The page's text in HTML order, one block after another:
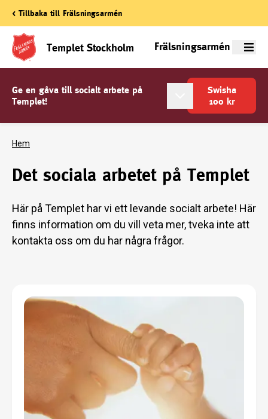
< Tillbaka till Frälsningsarmén
Templet Stockholm Frälsningsarmén Meny
Ge en gåva till socialt arbete på
Templet!
Swisha
100 kr
Hem
Det sociala arbetet på Templet
Här på Templet har vi ett levande socialt arbete! Här
finns information om du vill veta mer, tveka inte att
kontakta oss om du har några frågor.